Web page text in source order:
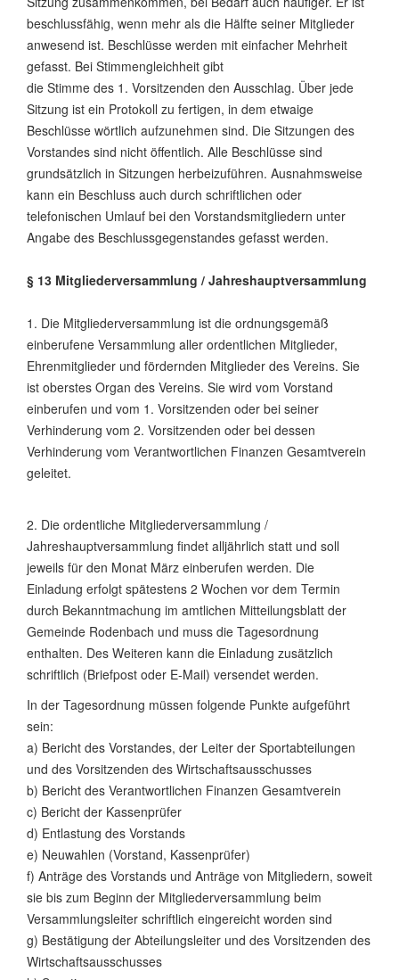
beschlussfähig, wenn mehr als die Hälfte seiner Mitglieder
anwesend ist. Beschlüsse werden mit einfacher Mehrheit
gefasst. Bei Stimmengleichheit gibt
die Stimme des 1. Vorsitzenden den Ausschlag. Über jede
Sitzung ist ein Protokoll zu fertigen, in dem etwaige
Beschlüsse wörtlich aufzunehmen sind. Die Sitzungen des
Vorstandes sind nicht öffentlich. Alle Beschlüsse sind
grundsätzlich in Sitzungen herbeizuführen. Ausnahmsweise
kann ein Beschluss auch durch schriftlichen oder
telefonischen Umlauf bei den Vorstandsmitgliedern unter
Angabe des Beschlussgegenstandes gefasst werden.
§ 13 Mitgliederversammlung / Jahreshauptversammlung
1. Die Mitgliederversammlung ist die ordnungsgemäß
einberufene Versammlung aller ordentlichen Mitglieder,
Ehrenmitglieder und fördernden Mitglieder des Vereins. Sie
ist oberstes Organ des Vereins. Sie wird vom Vorstand
einberufen und vom 1. Vorsitzenden oder bei seiner
Verhinderung vom 2. Vorsitzenden oder bei dessen
Verhinderung vom Verantwortlichen Finanzen Gesamtverein
geleitet.
2. Die ordentliche Mitgliederversammlung /
Jahreshauptversammlung findet alljährlich statt und soll
jeweils für den Monat März einberufen werden. Die
Einladung erfolgt spätestens 2 Wochen vor dem Termin
durch Bekanntmachung im amtlichen Mitteilungsblatt der
Gemeinde Rodenbach und muss die Tagesordnung
enthalten. Des Weiteren kann die Einladung zusätzlich
schriftlich (Briefpost oder E-Mail) versendet werden.
In der Tagesordnung müssen folgende Punkte aufgeführt
sein:
a) Bericht des Vorstandes, der Leiter der Sportabteilungen
und des Vorsitzenden des Wirtschaftsausschusses
b) Bericht des Verantwortlichen Finanzen Gesamtverein
c) Bericht der Kassenprüfer
d) Entlastung des Vorstands
e) Neuwahlen (Vorstand, Kassenprüfer)
f) Anträge des Vorstands und Anträge von Mitgliedern, soweit
sie bis zum Beginn der Mitgliederversammlung beim
Versammlungsleiter schriftlich eingereicht worden sind
g) Bestätigung der Abteilungsleiter und des Vorsitzenden des
Wirtschaftsausschusses